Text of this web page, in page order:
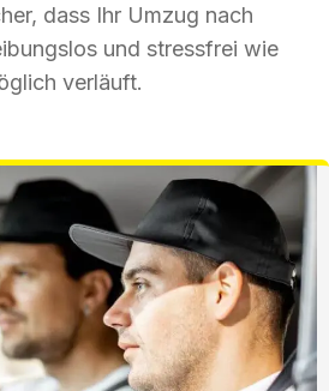
dass Ihr Umzug nach
und stressfrei wie
verläuft.